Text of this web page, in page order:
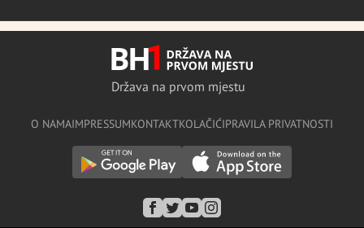
Država na prvom mjestu
O NAMAIMPRESSUMKONTAKTKOLAČIĆIPRAVILA PRIVATNOSTI